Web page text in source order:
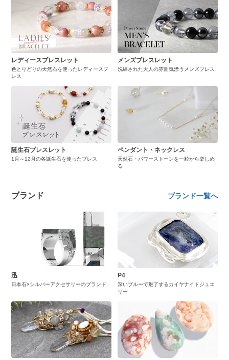
レディースブレスレット
色とりどりの天然石を使ったレディースブ
レス
メンズブレスレット
洗練された大人の雰囲気漂うメンズブレス
誕生石ブレスレット
1月～12月の各誕生石を使ったブレス
ペンダント・ネックレス
天然石・パワーストーンを一粒から楽しめ
る
ブランド ブランド一覧へ
迅
日本石×シルバーアクセサリーのブランド
P4
深いブルーで魅了するカイヤナイトジュエ
リー